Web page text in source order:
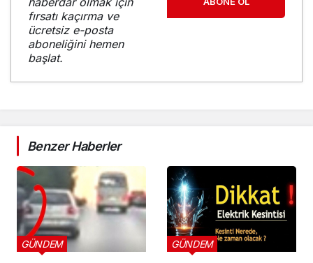
fırsatı kaçırma ve
ücretsiz e-posta
aboneliğini hemen
başlat.
Benzer Haberler
GÜNDEM GÜNDEM